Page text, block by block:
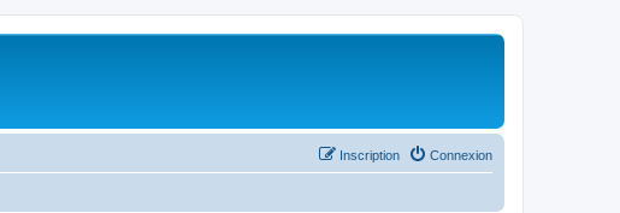
Connexion
Inscription